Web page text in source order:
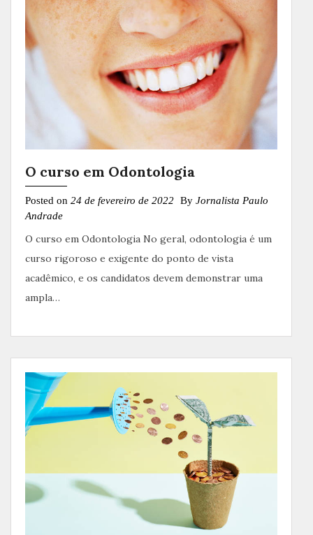
O curso em Odontologia
Posted on 24 de fevereiro de 2022 By Jornalista Paulo
Andrade
O curso em Odontologia No geral, odontologia é um
curso rigoroso e exigente do ponto de vista
acadêmico, e os candidatos devem demonstrar uma
ampla…